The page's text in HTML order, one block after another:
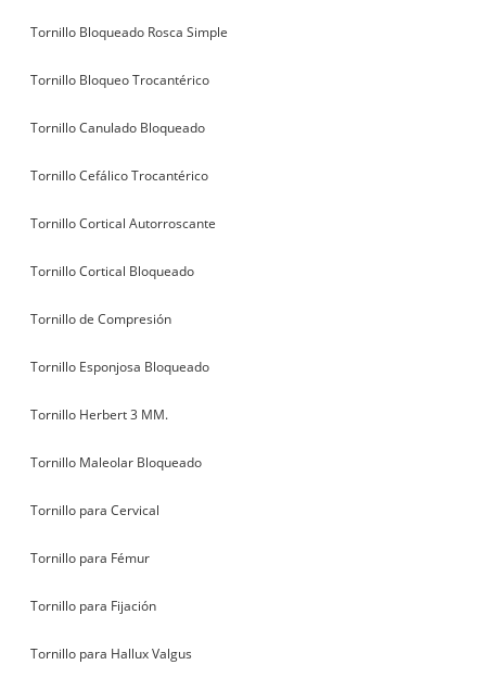
Tornillo Bloqueado Rosca Simple
Tornillo Bloqueo Trocantérico
Tornillo Canulado Bloqueado
Tornillo Cefálico Trocantérico
Tornillo Cortical Autorroscante
Tornillo Cortical Bloqueado
Tornillo de Compresión
Tornillo Esponjosa Bloqueado
Tornillo Herbert 3 MM.
Tornillo Maleolar Bloqueado
Tornillo para Cervical
Tornillo para Fémur
Tornillo para Fijación
Tornillo para Hallux Valgus